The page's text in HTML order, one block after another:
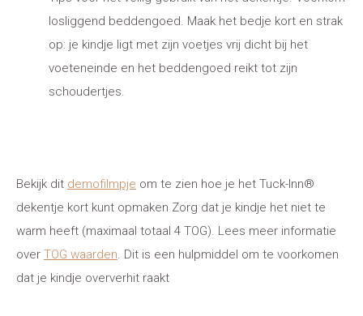
losliggend beddengoed. Maak het bedje kort en strak
op: je kindje ligt met zijn voetjes vrij dicht bij het
voeteneinde en het beddengoed reikt tot zijn
schoudertjes.
Bekijk dit demofilmpje om te zien hoe je het Tuck-Inn®
dekentje kort kunt opmaken Zorg dat je kindje het niet te
warm heeft (maximaal totaal 4 TOG). Lees meer informatie
over TOG waarden. Dit is een hulpmiddel om te voorkomen
dat je kindje oververhit raakt